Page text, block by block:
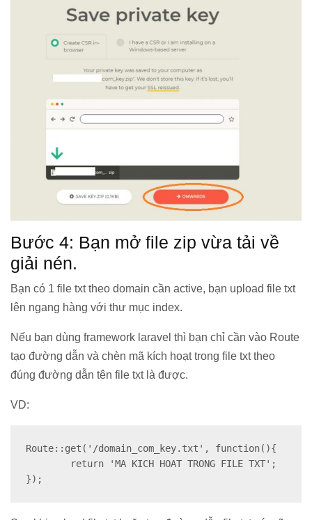
Bước 4: Bạn mở file zip vừa tải về
giải nén.
Bạn có 1 file txt theo domain cần active, bạn upload file txt
lên ngang hàng với thư mục index.
Nếu bạn dùng framework laravel thì bạn chỉ cần vào Route
tạo đường dẫn và chèn mã kích hoạt trong file txt theo
đúng đường dẫn tên file txt là được.
VD:
Route::get('/domain_com_key.txt', function(){
});